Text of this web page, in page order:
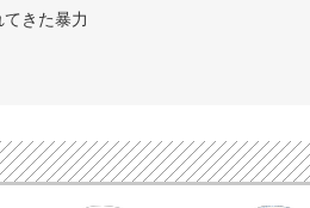
きた暴力